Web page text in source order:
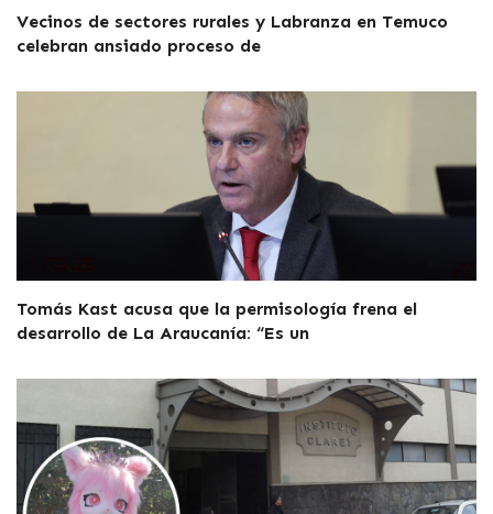
Vecinos de sectores rurales y Labranza en Temuco
celebran ansiado proceso de
Tomás Kast acusa que la permisología frena el
desarrollo de La Araucanía: “Es un